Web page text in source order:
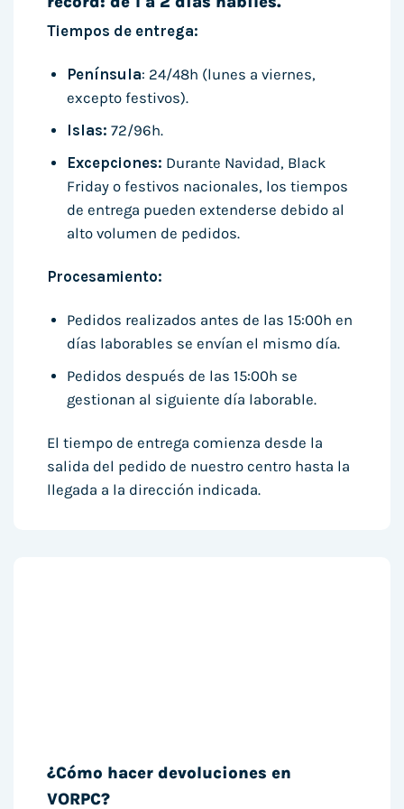
Tiempos de entrega:
Península: 24/48h (lunes a viernes,
excepto festivos).
Islas: 72/96h.
Excepciones: Durante Navidad, Black
Friday o festivos nacionales, los tiempos
de entrega pueden extenderse debido al
alto volumen de pedidos.
Procesamiento:
Pedidos realizados antes de las 15:00h en
días laborables se envían el mismo día.
Pedidos después de las 15:00h se
gestionan al siguiente día laborable.
El tiempo de entrega comienza desde la
salida del pedido de nuestro centro hasta la
llegada a la dirección indicada.
¿Cómo hacer devoluciones en
VORPC?